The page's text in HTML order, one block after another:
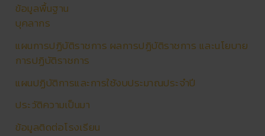
ข้อมูลพื้นฐาน
บุคลากร
แผนการปฏิบัติราชการ ผลการปฏิบัติราชการ และนโยบาย
การปฏิบัติราชการ
แผนปฏิบัติการและการใช้งบประมาณประจำปี
ประวัติความเป็นมา
ข้อมูลติดต่อโรงเรียน